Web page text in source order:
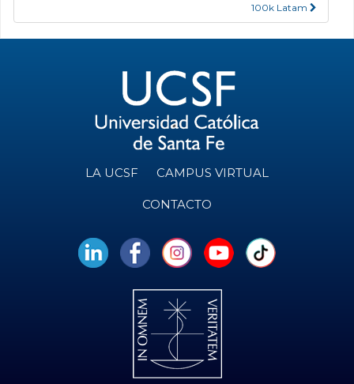
100k Latam
LA UCSF CAMPUS VIRTUAL
CONTACTO